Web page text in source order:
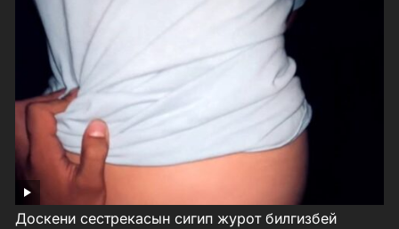
Доскени сестрекасын сигип журот билгизбей